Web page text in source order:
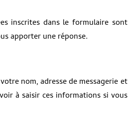
inscrites dans le formulaire sont
apporter une réponse.
nom, adresse de messagerie et
à saisir ces informations si vous